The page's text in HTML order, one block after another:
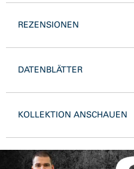
REZENSIONEN
DATENBLÄTTER
KOLLEKTION ANSCHAUEN